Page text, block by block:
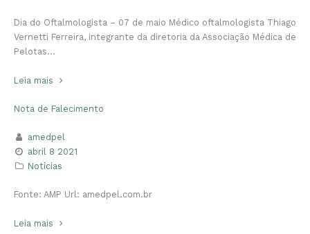
Dia do Oftalmologista – 07 de maio Médico oftalmologista Thiago
Vernetti Ferreira, integrante da diretoria da Associação Médica de
Pelotas…
Leia mais
Nota de Falecimento
amedpel
abril 8 2021
Notícias
Fonte: AMP Url: amedpel.com.br
Leia mais